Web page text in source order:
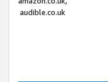
audible.co.uk